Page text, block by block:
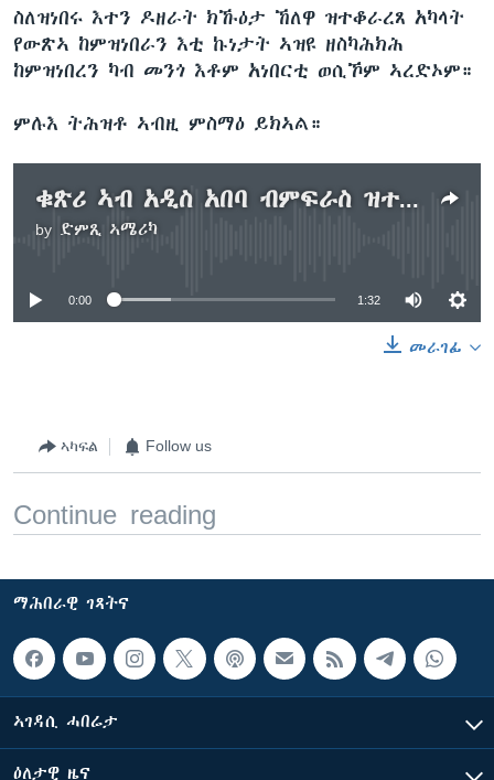
ስለዝነበሩ እተን ዶዘራት ክኹዕታ ኸለዋ ዝተቆራረጸ አካላት
የውጽኣ ከምዝነበራን እቲ ኩነታት ኣዝዩ ዘስካሕክሕ
ከምዝነበረን ካብ መንጎ እቶም አነበርቲ ወሲኾም ኣረድኦም።
ምሉእ ትሕዝቶ ኣብዚ ምስማዕ ይክኣል።
ቁጽሪ ኣብ አዲስ አበባ ብምፍራስ ዝተ አከበ ጎሓፍ ዝሞቱ ሰባት 150 ክበጽሕ ይክእል’ዩ ክብሉ ነበርቲ ሓቢሮም
by ድምጺ ኣሜሪካ
No media source currently available
0:00 1:32
መራገፊ
ኣካፍል Follow us
Continue reading
ማሕበራዊ ገጻትና
ኣገዳሲ ሓበሬታ
ዕለታዊ ዜና